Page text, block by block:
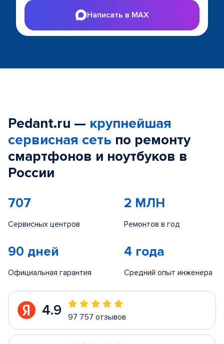
Написать в MAX
Pedant.ru — крупнейшая
сервисная сеть по ремонту
смартфонов и ноутбуков в
России
707
Сервисных центров
2 МЛН
Ремонтов в год
90 дней
Официальная гарантия
4 года
Средний опыт инженера
4.9 97 757 отзывов